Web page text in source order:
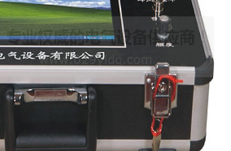
自动化
修试辅助设备
意联新品推荐